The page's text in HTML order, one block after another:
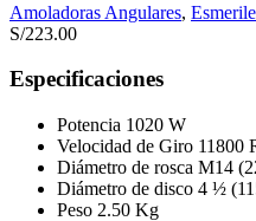
Amoladoras Angulares,
S/223.00
Especificaciones
Potencia 1020 W
Velocidad de Giro 11800
Diámetro de rosca M14
Diámetro de disco 4 ½
Peso 2.50 Kg